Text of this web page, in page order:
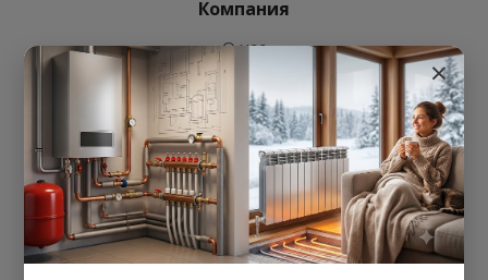
Компания
О нас
Наши объекты
Новости
Оптовым клиентам
Монтажникам
Поставщикам
Блог
×